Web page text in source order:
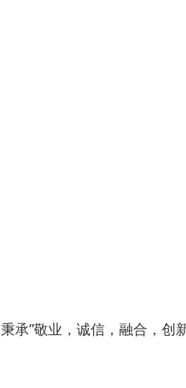
”敬业，诚信，融合，创